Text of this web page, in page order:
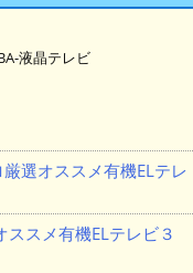
液晶テレビ
選オススメ有機ELテレ
スメ有機ELテレビ３